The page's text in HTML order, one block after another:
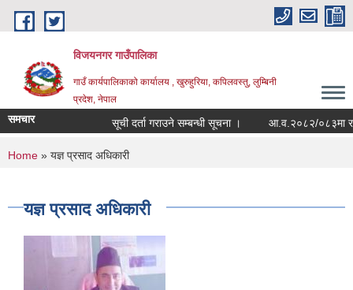
Skip to main content
विजयनगर गाउँपालिका
गाउँ कार्यपालिकाको कार्यालय , खुरुहुरिया, कपिलवस्तु, लुम्बिनी
प्रदेश, नेपाल
समचार सूची दर्ता गराउने सम्बन्धी सूचना । आ.व.२०८२/०८३मा
You are here
Home » यज्ञ प्रसाद अधिकारी
यज्ञ प्रसाद अधिकारी